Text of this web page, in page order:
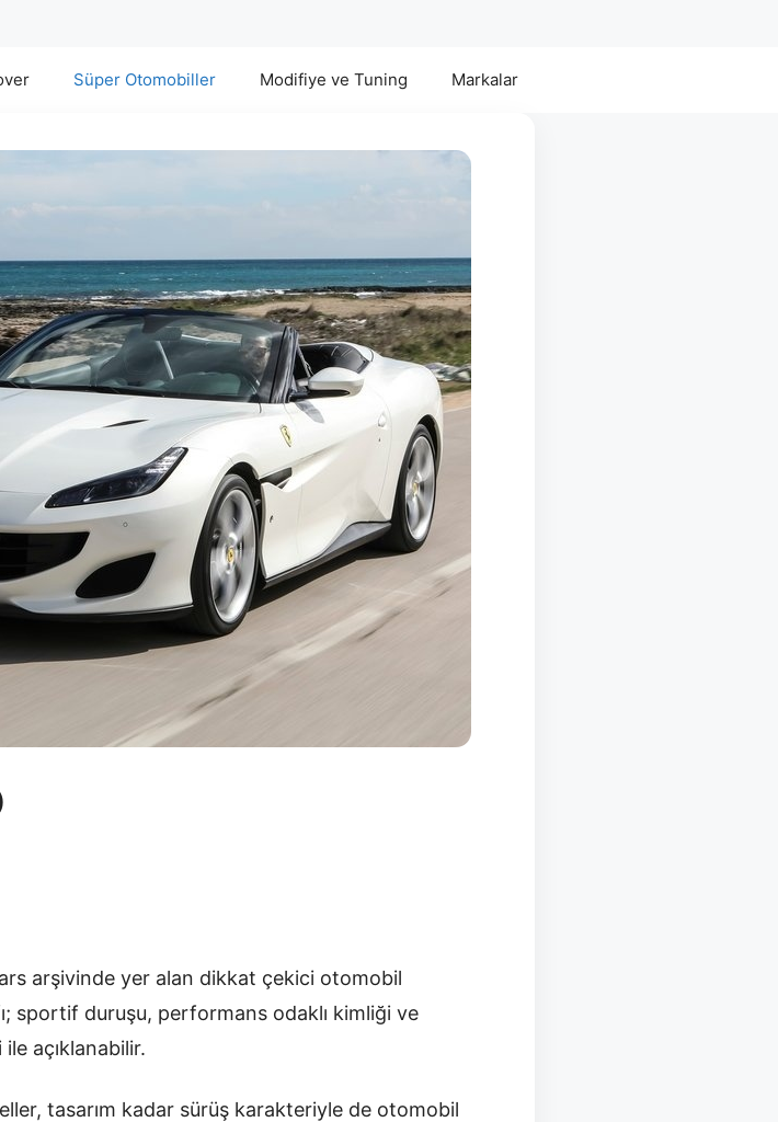
Süper Otomobiller Modifiye ve Tuning Markalar
arşivinde yer alan dikkat çekici otomobil
sportif duruşu, performans odaklı kimliği ve
açıklanabilir.
tasarım kadar sürüş karakteriyle de otomobil